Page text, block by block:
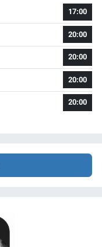
17:00
20:00
20:00
20:00
20:00